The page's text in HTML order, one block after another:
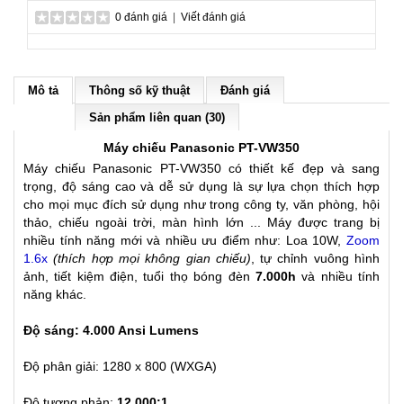
0 đánh giá Viết đánh giá
Mô tả Thông số kỹ thuật
Đánh giá
Sản phẩm liên quan (30)
Máy chiếu Panasonic PT-VW350
Máy chiếu Panasonic PT-VW350 có thiết kế đẹp và sang
trọng, độ sáng cao và dễ sử dụng là sự lựa chọn thích hợp
cho mọi mục đích sử dụng như trong công ty, văn phòng, hội
thảo, chiếu ngoài trời, màn hình lớn ... Máy được trang bị
nhiều tính năng mới và nhiều ưu điểm như: Loa 10W, Zoom
1.6x (thích hợp mọi không gian chiếu) , tự chỉnh vuông hình
ảnh, tiết kiệm điện, tuổi thọ bóng đèn 7.000h và nhiều tính
năng khác.
Độ sáng: 4.000 Ansi Lumens
Độ phân giải: 1280 x 800 (WXGA)